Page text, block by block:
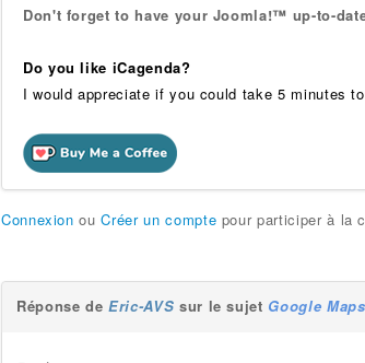
Don't forget to have your Joomla!™ up-to-
Do you like iCagenda?
I would appreciate if you could take 5 minutes
Connexion ouCréer un compte pour participer à la
Réponse deEric-AVS sur le sujet Google Maps